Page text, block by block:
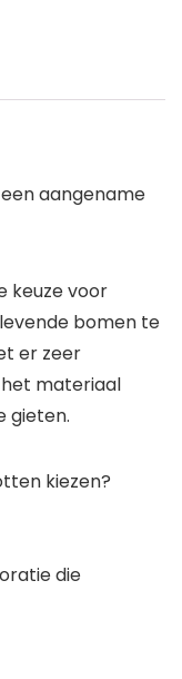
een aangename
keuze voor
bomen te
er zeer
het materiaal
gieten.
kiezen?
die